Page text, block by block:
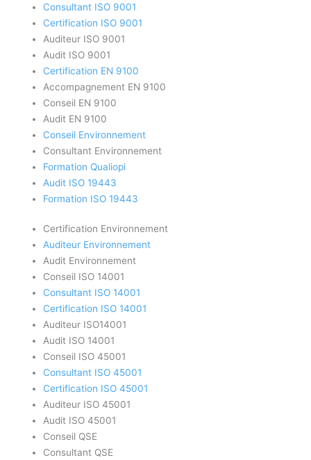
Consultant ISO 9001
Certification ISO 9001
Auditeur ISO 9001
Audit ISO 9001
Certification EN 9100
Accompagnement EN 9100
Conseil EN 9100
Audit EN 9100
Conseil Environnement
Consultant Environnement
Formation Qualiopi
Audit ISO 19443
Formation ISO 19443
Certification Environnement
Auditeur Environnement
Audit Environnement
Conseil ISO 14001
Consultant ISO 14001
Certification ISO 14001
Auditeur ISO14001
Audit ISO 14001
Conseil ISO 45001
Consultant ISO 45001
Certification ISO 45001
Auditeur ISO 45001
Audit ISO 45001
Conseil QSE
Consultant QSE